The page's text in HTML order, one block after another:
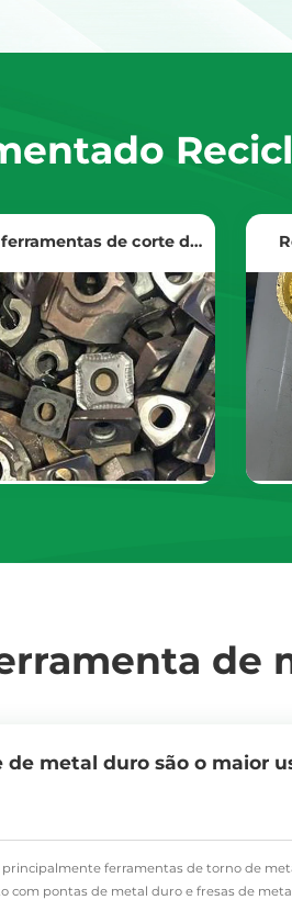
de corte de
carboneto CNC
Ver produtos
o preço da reciclagem
de
de metal duro são o maior
ferramentas de torno de
com pontas de metal duro e fresas de